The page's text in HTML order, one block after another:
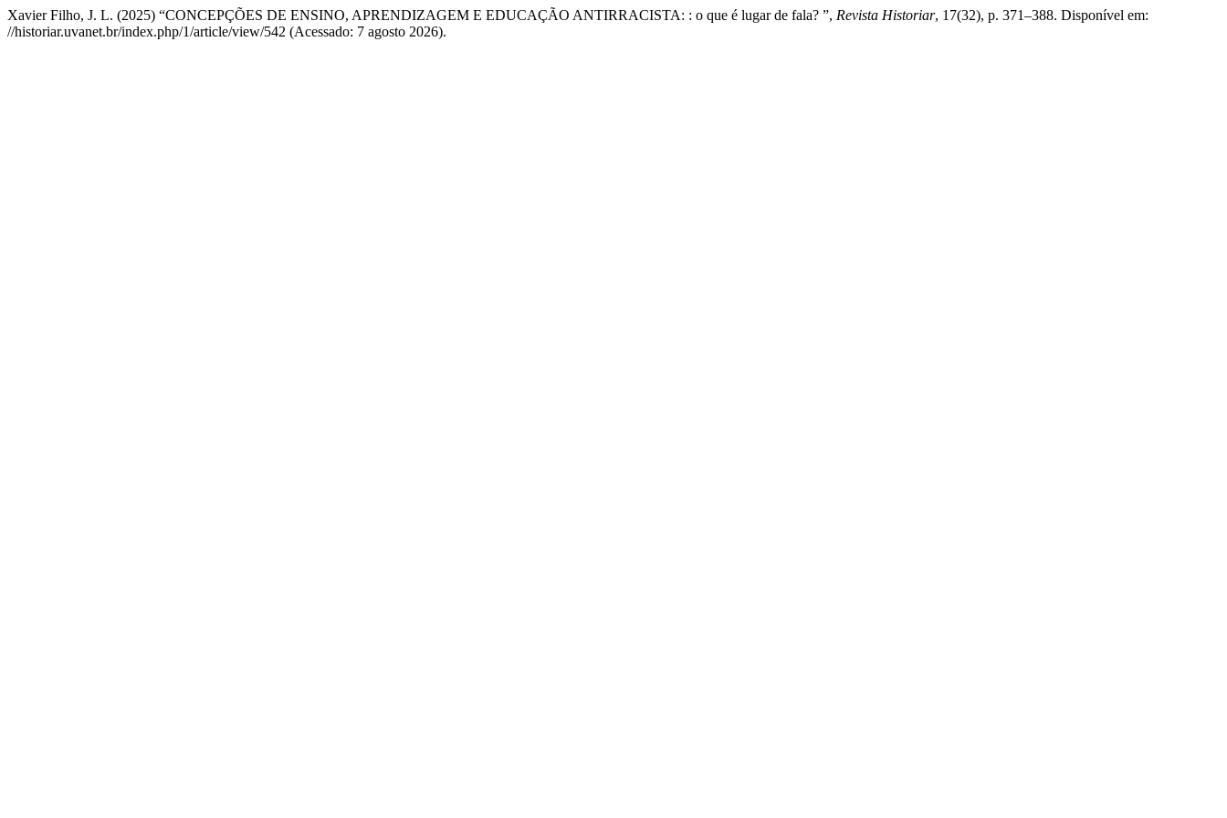
Xavier Filho, J. L. (2025) “CONCEPÇÕES DE ENSINO, APRENDIZAGEM E EDUCAÇÃO ANTIRRACISTA: : o que é lugar de fala? ”, Revista Historiar, 17(32), p. 371–388. Disponível em:
//historiar.uvanet.br/index.php/1/article/view/542 (Acessado: 7 agosto 2026).